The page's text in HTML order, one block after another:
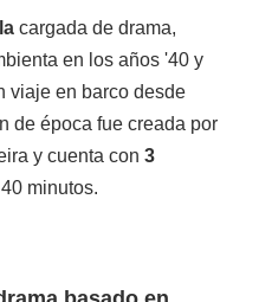
cargada de drama,
en los años '40 y
viaje en barco desde
de época fue creada por
y cuenta con 3
minutos.